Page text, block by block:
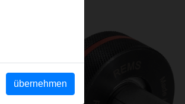
übernehmen